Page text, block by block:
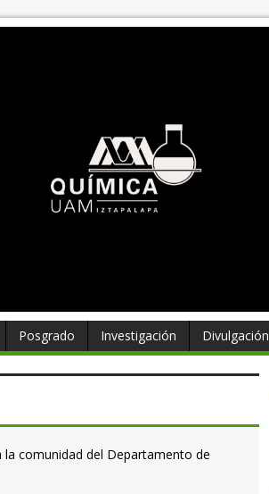
Posgrado Investigación Divulgación
comunidad del Departamento de